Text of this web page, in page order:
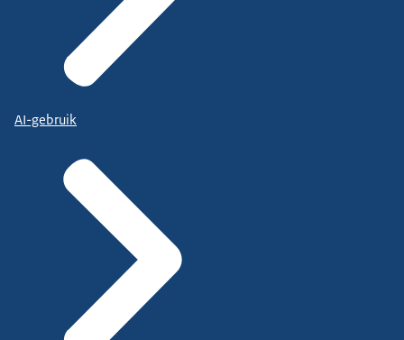
AI-gebruik